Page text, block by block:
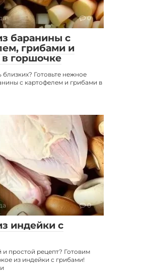
0
баранины с
грибами и
горшочке
близких? Готовьте нежное
с картофелем и грибами в
0
индейки с
простой рецепт? Готовим
из индейки с грибами!